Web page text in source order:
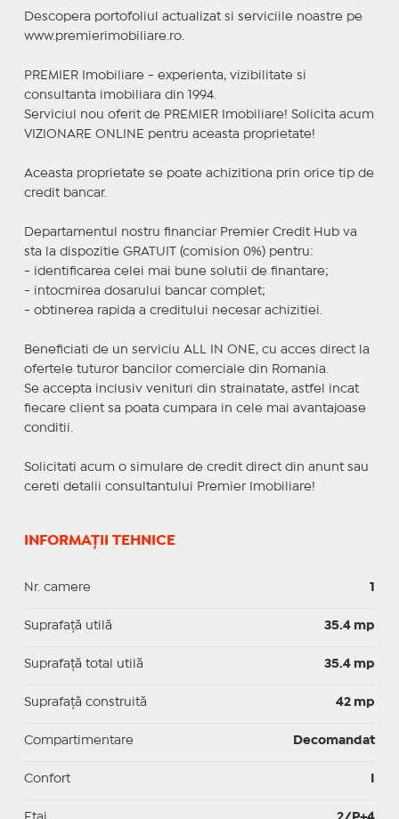
Descopera portofoliul actualizat si serviciile noastre pe
www.premierimobiliare.ro.
PREMIER Imobiliare - experienta, vizibilitate si
consultanta imobiliara din 1994.
Serviciul nou oferit de PREMIER Imobiliare! Solicita acum
VIZIONARE ONLINE pentru aceasta proprietate!
Aceasta proprietate se poate achizitiona prin orice tip de
credit bancar.
Departamentul nostru financiar Premier Credit Hub va
sta la dispozitie GRATUIT (comision 0%) pentru:
- identificarea celei mai bune solutii de finantare;
- intocmirea dosarului bancar complet;
- obtinerea rapida a creditului necesar achizitiei.
Beneficiati de un serviciu ALL IN ONE, cu acces direct la
ofertele tuturor bancilor comerciale din Romania.
Se accepta inclusiv venituri din strainatate, astfel incat
fiecare client sa poata cumpara in cele mai avantajoase
conditii.
Solicitati acum o simulare de credit direct din anunt sau
cereti detalii consultantului Premier Imobiliare!
INFORMAȚII TEHNICE
Nr. camere 1
Suprafaţă utilă 35.4 mp
Suprafaţă total utilă 35.4 mp
Suprafaţă construită 42 mp
Compartimentare Decomandat
Confort